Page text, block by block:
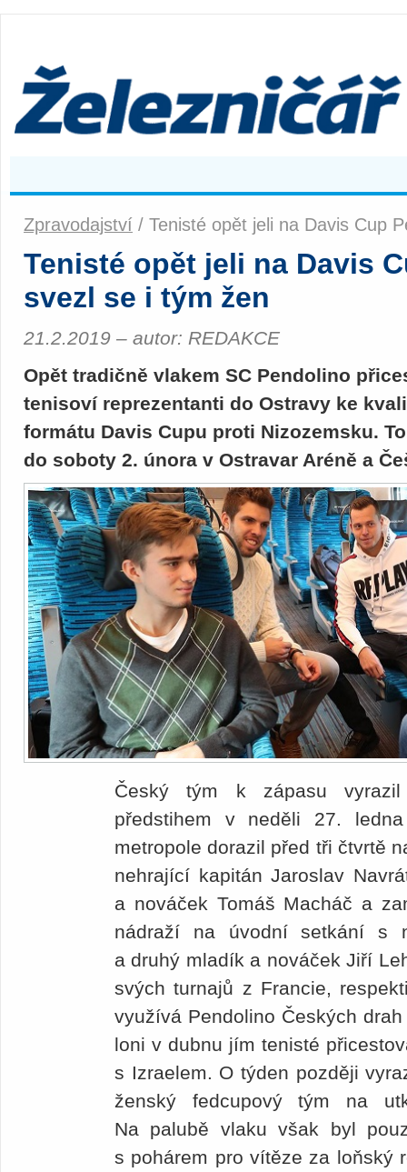
Zpravodajství / Tenisté opět jeli na Davis Cup
Tenisté opět jeli na Davis
svezl se i tým žen
21.2.2019 – autor: REDAKCE
Opět tradičně vlakem SC Pendolino
tenisoví reprezentanti do Ostravy ke
formátu Davis Cupu proti Nizozemsku.
do soboty 2. února v Ostravar Aréně a
Český tým k zápasu
předstihem v neděli 27.
metropole dorazil před tři čtvrtě
nehrající kapitán Jaroslav
a nováček Tomáš Macháč a
nádraží na úvodní setkání s
a druhý mladík a nováček Jiří
svých turnajů z Francie,
využívá Pendolino Českých
loni v dubnu jím tenisté
s Izraelem. O týden později
ženský fedcupový tým na
Na palubě vlaku však byl
s pohárem pro vítěze za loňský